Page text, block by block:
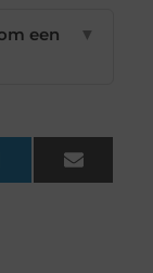
een
▼
LinkedIn Email